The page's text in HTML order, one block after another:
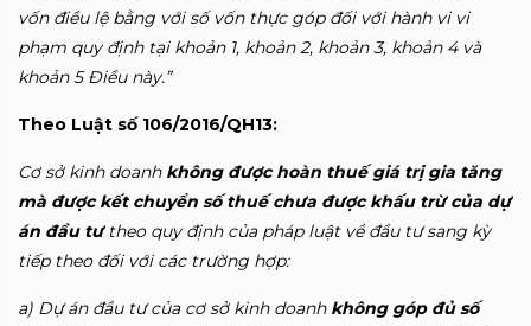
vốn điều lệ bằng với số vốn thực góp đối với hành vi vi
phạm quy định tại khoản 1, khoản 2, khoản 3, khoản 4 và
khoản 5 Điều này.”
Theo Luật số 106/2016/QH13:
Cơ sở kinh doanh không được hoàn thuế giá trị gia tăng
mà được kết chuyển số thuế chưa được khấu trừ của dự
án đầu tưtheo quy định của pháp luật về đầu tư sang kỳ
tiếp theo đối với các trường hợp:
a) Dự án đầu tư của cơ sở kinh doanh không góp đủ số